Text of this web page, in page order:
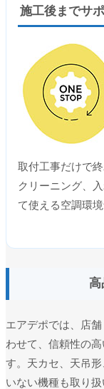
施工後までサ
取付工事だけで
クリーニング、
て使える空調環
エアデポでは、店
わせて、信頼性の
す。天カセ、天吊
いない機種も取り扱